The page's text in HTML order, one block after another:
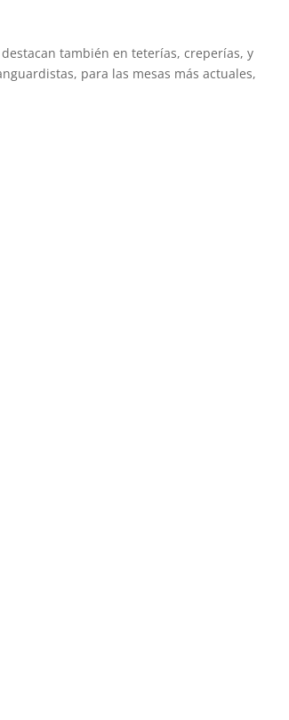
también en teterías, creperías, y
para las mesas más actuales,